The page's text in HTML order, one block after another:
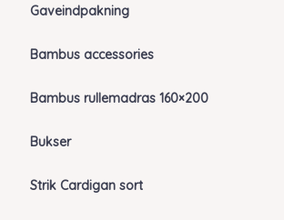
Gaveindpakning
Bambus accessories
Bambus rullemadras 160×200
Bukser
Strik Cardigan sort